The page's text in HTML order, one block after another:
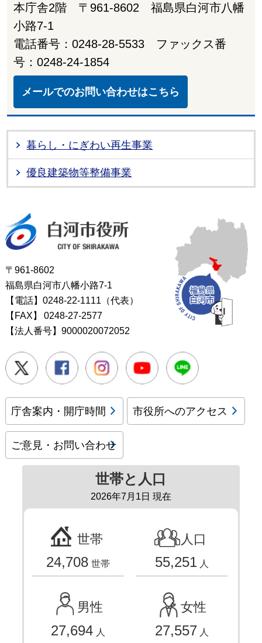
本庁舎2階 〒961-8602 福島県白河市八幡
小路7-1
電話番号：0248-28-5533 ファックス番
号：0248-24-1854
メールでのお問い合わせはこちら
暮らし・にぎわい再生事業
優良建築物等整備事業
〒961-8602
福島県白河市八幡小路7-1
【電話】0248-22-1111（代表）
【FAX】
0248-27-2577
【法人番号】9000020072052
Twitter FacebookInstagramYoutube
庁舎案内・開庁時間 市役所へのアクセス
ご意見・お問い合わせ
世帯と人口
2026年7月1日 現在
世帯
24,708 世帯
人口
55,251 人
男性
27,694 人
女性
27,557 人